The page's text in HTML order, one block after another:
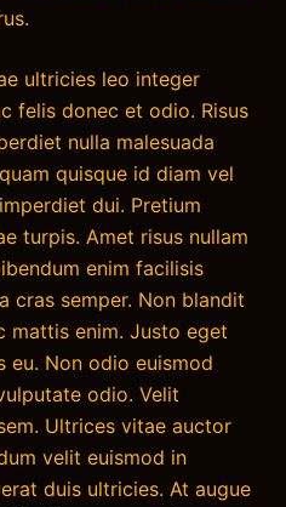
ultricies leo integer
felis donec et odio. Risus
nulla malesuada
quisque id diam vel
dui. Pretium
turpis. Amet risus nullam
enim facilisis
cras semper. Non blandit
mattis enim. Justo eget
eu. Non odio euismod
odio. Velit
Ultrices vitae auctor
velit euismod in
duis ultricies. At augue